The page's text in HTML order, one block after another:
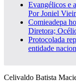
Evangélicos e
Por Joniel
Comieadepa
Diretora;
Protocolada
entidade
Celivaldo Batista